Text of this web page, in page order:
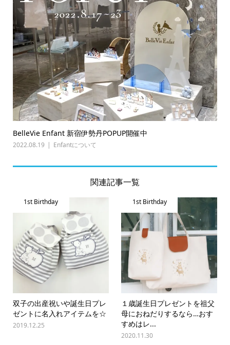
BelleVie Enfant 新宿伊勢丹POPUP開催中
2022.08.19 Enfantについて
関連記事一覧
1st Birthday
双子の出産祝いや誕生日プレ
ゼントに名入れアイテムを☆
2019.12.25
1st Birthday
１歳誕生日プレゼントを祖父
母におねだりするなら…おす
すめはレ...
2020.11.30